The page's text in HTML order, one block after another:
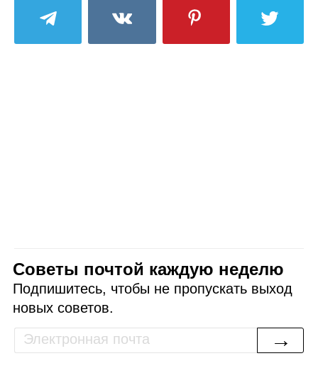
Советы почтой каждую неделю
Подпишитесь, чтобы не пропускать выход
новых советов.
→